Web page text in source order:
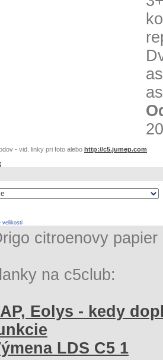
- vid. linky pri foto alebo http://c5.jumep.com
velikosti
citroenovy
na c5club:
Eolys - kedy
LDS C5 1